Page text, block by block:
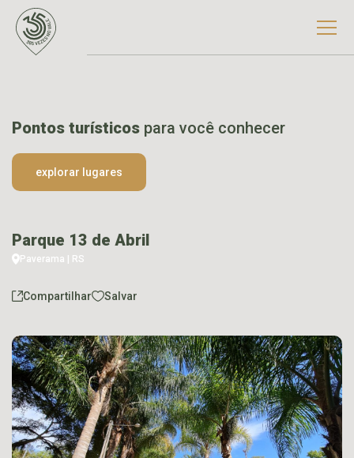
Pontos turísticos para você conhecer
explorar lugares
Parque 13 de Abril
Paverama | RS
Compartilhar Salvar